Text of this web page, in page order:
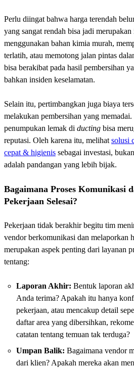
Perlu diingat bahwa harga terendah
yang sangat rendah bisa jadi
menggunakan bahan kimia murah,
terlatih, atau memotong jalan pintas
bisa berakibat pada hasil pembersihan
bahkan insiden keselamatan.
Selain itu, pertimbangkan juga biaya
melakukan pembersihan yang
penumpukan lemak di ducting bisa
reputasi. Oleh karena itu, melihat solusi
cepat & higienis sebagai investasi,
adalah pandangan yang lebih bijak.
Bagaimana Proses Komunikasi
Pekerjaan Selesai?
Pekerjaan tidak berakhir begitu tim
vendor berkomunikasi dan melaporkan
merupakan aspek penting dari layanan
tentang:
Laporan Akhir: Bentuk laporan
Anda terima? Apakah itu hanya
pekerjaan, atau mencakup detail
daftar area yang dibersihkan,
catatan tentang temuan tak terduga?
Umpan Balik: Bagaimana vendor
dari klien? Apakah mereka akan